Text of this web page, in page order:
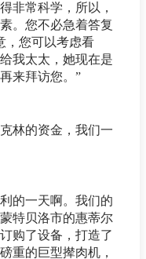
非常科学，所以，
。您不必急着答复
，您可以考虑看
我太太，她现在是
来拜访您。”
林的资金，我们一
的一天啊。我们的
特贝洛市的惠蒂尔
购了设备，打造了
重的巨型撵肉机，